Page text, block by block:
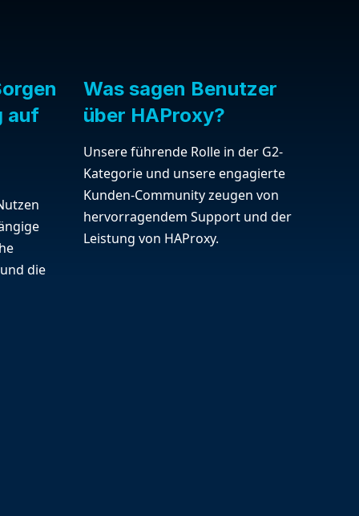
auf
die
Was sagen Benutzer
über HAProxy?
Unsere führende Rolle in der G2-
Kategorie und unsere engagierte
Kunden-Community zeugen von
hervorragendem Support und der
Leistung von HAProxy.